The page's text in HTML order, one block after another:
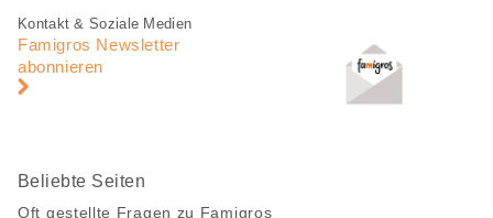
Fusszeile
Fusszeile
Navigation
Kontakt & Soziale Medien
Famigros Newsletter
abonnieren
Beliebte Seiten
Oft gestellte Fragen zu Famigros